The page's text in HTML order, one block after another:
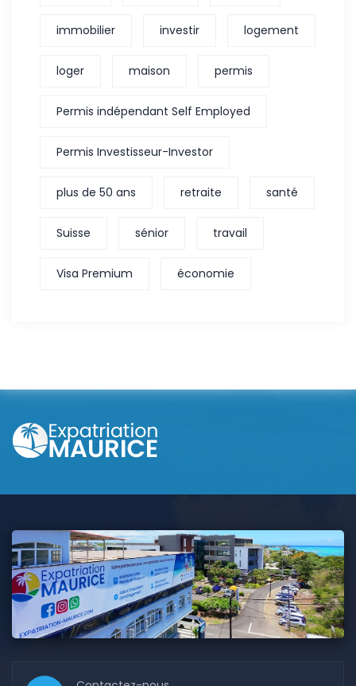
immobilier investir logement
loger maison permis
Permis indépendant Self Employed
Permis Investisseur-Investor
plus de 50 ans retraite santé
Suisse sénior travail
Visa Premium économie